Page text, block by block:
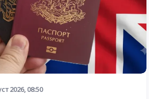
2026, 08:50